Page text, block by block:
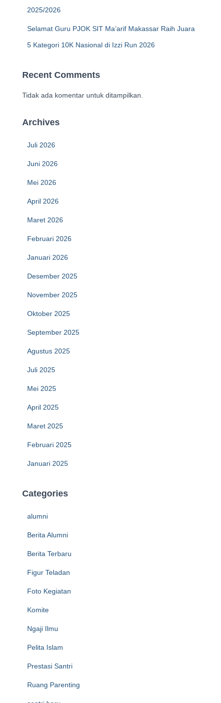
2025/2026
Selamat Guru PJOK SIT Ma’arif Makassar Raih Juara
5 Kategori 10K Nasional di Izzi Run 2026
Recent Comments
Tidak ada komentar untuk ditampilkan.
Archives
Juli 2026
Juni 2026
Mei 2026
April 2026
Maret 2026
Februari 2026
Januari 2026
Desember 2025
November 2025
Oktober 2025
September 2025
Agustus 2025
Juli 2025
Mei 2025
April 2025
Maret 2025
Februari 2025
Januari 2025
Categories
alumni
Berita Alumni
Berita Terbaru
Figur Teladan
Foto Kegiatan
Komite
Ngaji Ilmu
Pelita Islam
Prestasi Santri
Ruang Parenting